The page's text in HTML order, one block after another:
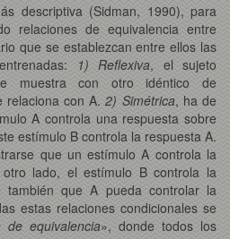
descriptiva (Sidman, 1990), para
relaciones de equivalencia entre
que se establezcan entre ellos las
1) Reflexiva, el sujeto
muestra con otro idéntico de
relaciona con A.2) Simétrica, ha de
A controla una respuesta sobre
estímulo B controla la respuesta A.
que un estímulo A controla la
lado, el estímulo B controla la
que A pueda controlar la
estas relaciones condicionales se
de equivalencia», donde todos los